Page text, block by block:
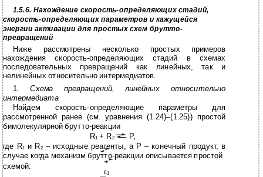
1.5.6. Нахождение скорость-определяющих стадий,
скорость-определяющих параметров и кажущейся
энергии активации для простых схем брутто-
превращений
Ниже рассмотрены несколько простых примеров
нахождения скорость-определяющих стадий в схемах
последовательных превращений как линейных, так и
нелинейных относительно интермедиатов.
1. Схема превращений, линейных относительно
интермедиата
Найдем скорость-определяющие параметры для
рассмотренной ранее (см. уравнения (1.24)–(1.25)) простой
бимолекулярной брутто-реакции
R1+ R2
P,
где R1и R2 – исходные реагенты, а P – конечный продукт, в
случае когда механизм брутто-реакции описывается простой
схемой:
ε1